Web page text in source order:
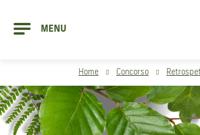
MENU
Home Concorso